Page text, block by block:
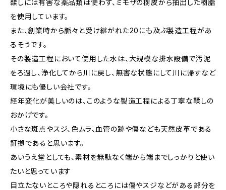
鞣しには有害な薬品類は使わず、ミモザの樹皮から抽出した樹脂
を使用しています。
また、創業時から脈々と受け継がれた20にも及ぶ製造工程があ
るそうです。
その製造工程において使用した水は、大規模な排水設備で汚泥
をろ過し、浄化してから川に戻し、無害な状態にして川に帰すなど
環境にも優しい会社です。
経年変化が美しいのは、このような製造工程による丁寧な鞣しの
おかげです。
小さな斑点やスジ、色ムラ、血管の跡や傷なども天然皮革である
証拠であると思います。
あいうえ堂としても、素材を無駄なく端から端までしっかりと使い
たいと思っています
目立たないところや隠れるところには傷やスジなどがある部分を